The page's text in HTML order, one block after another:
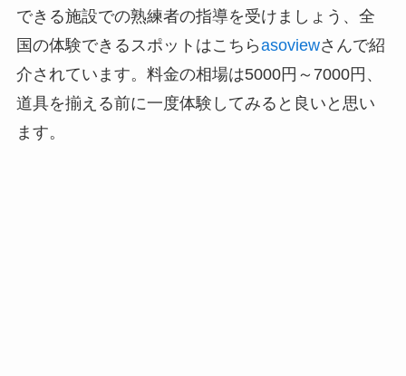
できる施設での熟練者の指導を受けましょう、全
国の体験できるスポットはこちらasoviewさんで紹
介されています。料金の相場は5000円～7000円、
道具を揃える前に一度体験してみると良いと思い
ます。